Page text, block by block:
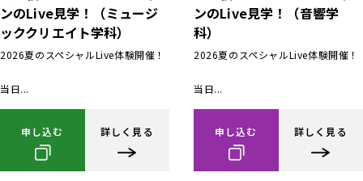
ンのLive見学！（ミュージ
ッククリエイト学科）
2026夏のスペシャルLive体験開催！
当日...
申し込む 詳しく見る
ンのLive見学！（音響学
科）
2026夏のスペシャルLive体験開催！
当日...
申し込む 詳しく見る